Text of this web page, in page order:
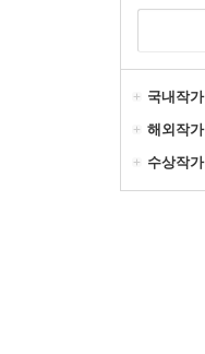
국내작가
해외작가
수상작가